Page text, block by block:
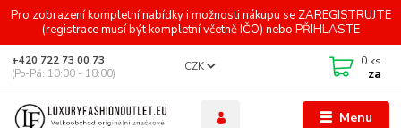
Pro zobrazení kompletní nabídky i možnosti nákupu se ZAREGISTRUJTE
(registrace musí být kompletní včetně IČO) nebo PŘIHLASTE
Menu
CZK
+420 722 73 00 73
(Po-Pá: 10:00 - 18:00)
0 ks
za